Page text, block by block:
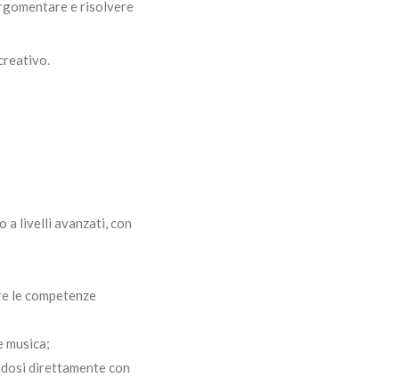
e risolvere
a livelli avanzati, con
le competenze
direttamente con